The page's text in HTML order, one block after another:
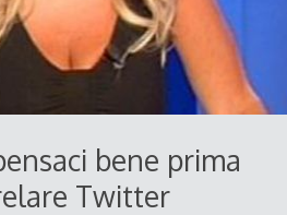
bene prima
Twitter